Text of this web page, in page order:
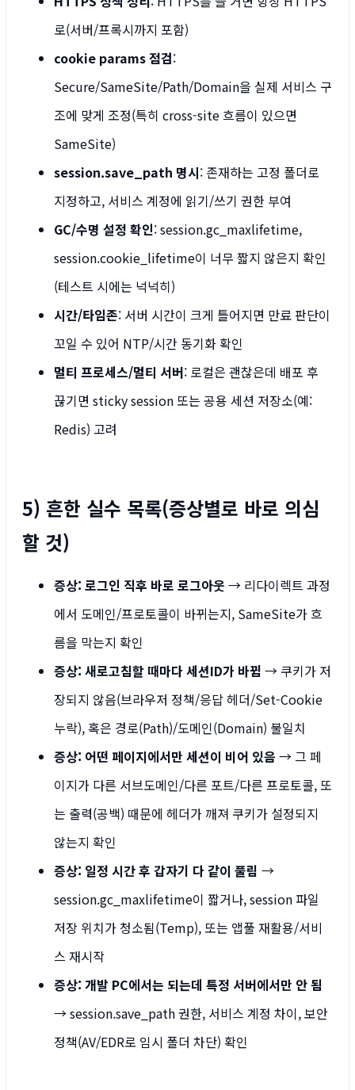
로(서버/프록시까지 포함)
cookie params 점검:
Secure/SameSite/Path/Domain을 실제 서비스 구
조에 맞게 조정(특히 cross-site 흐름이 있으면
SameSite)
session.save_path 명시: 존재하는 고정 폴더로
지정하고, 서비스 계정에 읽기/쓰기 권한 부여
GC/수명 설정 확인: session.gc_maxlifetime,
session.cookie_lifetime이 너무 짧지 않은지 확인
(테스트 시에는 넉넉히)
시간/타임존: 서버 시간이 크게 틀어지면 만료 판단이
꼬일 수 있어 NTP/시간 동기화 확인
멀티 프로세스/멀티 서버: 로컬은 괜찮은데 배포 후
끊기면 sticky session 또는 공용 세션 저장소(예:
Redis) 고려
5) 흔한 실수 목록(증상별로 바로 의심
할 것)
증상: 로그인 직후 바로 로그아웃 → 리다이렉트 과정
에서 도메인/프로토콜이 바뀌는지, SameSite가 흐
름을 막는지 확인
증상: 새로고침할 때마다 세션ID가 바뀜 → 쿠키가 저
장되지 않음(브라우저 정책/응답 헤더/Set-Cookie
누락), 혹은 경로(Path)/도메인(Domain) 불일치
증상: 어떤 페이지에서만 세션이 비어 있음 → 그 페
이지가 다른 서브도메인/다른 포트/다른 프로토콜, 또
는 출력(공백) 때문에 헤더가 깨져 쿠키가 설정되지
않는지 확인
증상: 일정 시간 후 갑자기 다 같이 풀림 →
session.gc_maxlifetime이 짧거나, session 파일
저장 위치가 청소됨(Temp), 또는 앱풀 재활용/서비
스 재시작
증상: 개발 PC에서는 되는데 특정 서버에서만 안 됨
→ session.save_path 권한, 서비스 계정 차이, 보안
정책(AV/EDR로 임시 폴더 차단) 확인